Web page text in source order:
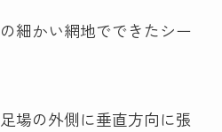
細かい網地でできたシー
場の外側に垂直方向に張